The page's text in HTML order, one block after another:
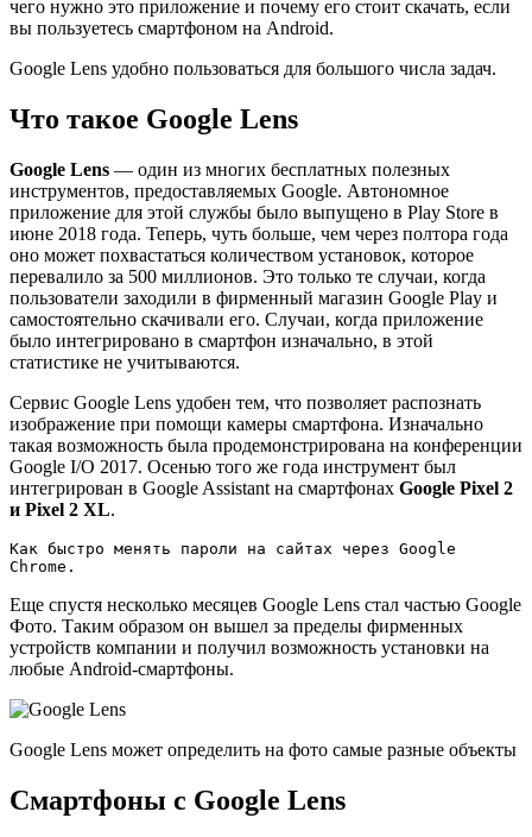
чего нужно это приложение и почему его стоит скачать, если
вы пользуетесь смартфоном на Android.
Google Lens удобно пользоваться для большого числа задач.
Что такое Google Lens
Google Lens — один из многих бесплатных полезных
инструментов, предоставляемых Google. Автономное
приложение для этой службы было выпущено в Play Store в
июне 2018 года. Теперь, чуть больше, чем через полтора года
оно может похвастаться количеством установок, которое
перевалило за 500 миллионов. Это только те случаи, когда
пользователи заходили в фирменный магазин Google Play и
самостоятельно скачивали его. Случаи, когда приложение
было интегрировано в смартфон изначально, в этой
статистике не учитываются.
Сервис Google Lens удобен тем, что позволяет распознать
изображение при помощи камеры смартфона. Изначально
такая возможность была продемонстрирована на конференции
Google I/O 2017. Осенью того же года инструмент был
интегрирован в Google Assistant на смартфонах Google Pixel 2
и Pixel 2 XL.
Как быстро менять пароли на сайтах через Google
Chrome.
Еще спустя несколько месяцев Google Lens стал частью Google
Фото. Таким образом он вышел за пределы фирменных
устройств компании и получил возможность установки на
любые Android-смартфоны.
Google Lens может определить на фото самые разные объекты
Смартфоны с Google Lens